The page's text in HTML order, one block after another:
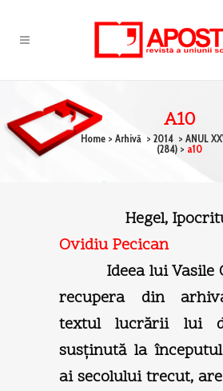
A10
Home> Arhivă > 2014 > ANUL
(284)> a10
Hegel,
Ovidiu Pecican
Ideea lui Vasile
recupera din
textul lucrării lui
susţinută la
ai secolului trecut,